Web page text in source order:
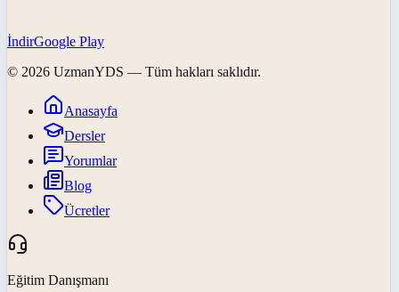
İndirGoogle Play
© 2026 UzmanYDS — Tüm hakları saklıdır.
Anasayfa
Dersler
Yorumlar
Blog
Ücretler
Eğitim Danışmanı